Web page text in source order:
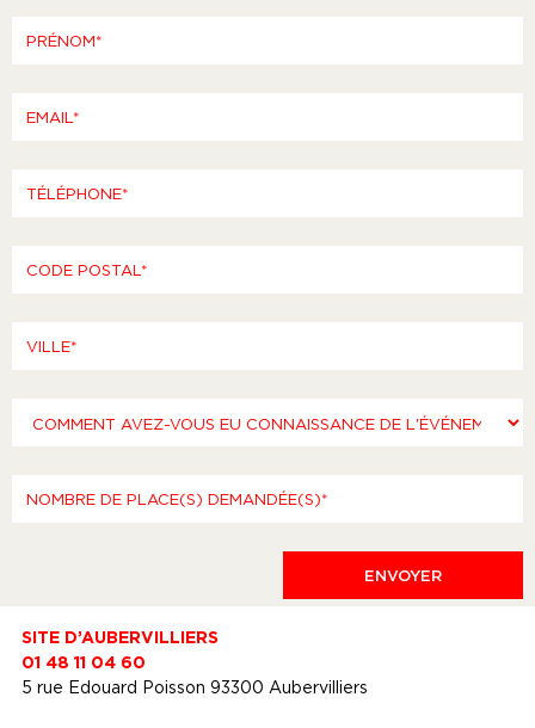
SITE D’AUBERVILLIERS
01 48 11 04 60
5 rue Edouard Poisson 93300 Aubervilliers